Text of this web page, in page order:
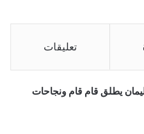
تعليقات
يطلق قام قام ونجاحات